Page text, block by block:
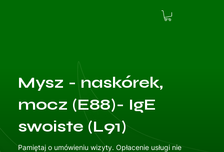
Mysz - naskórek,
mocz (E88)- IgE
swoiste (L91)
Pamiętaj o umówieniu wizyty. Opłacenie usługi nie